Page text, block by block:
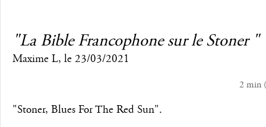
"La Bible Francophone sur le Stoner "
Maxime L, le 23/03/2021
2 min(
"Stoner, Blues For The Red Sun".